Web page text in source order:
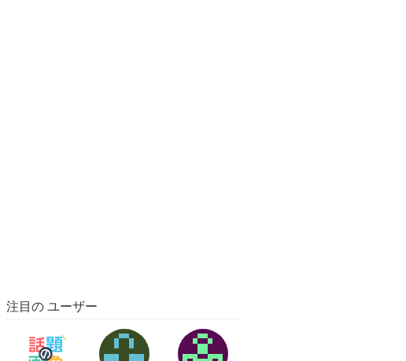
注目の ユーザー